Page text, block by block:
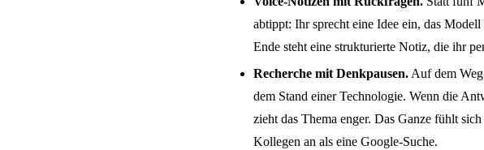
abtippt: Ihr sprecht eine Idee ein, das
Ende steht eine strukturierte Notiz, die ihr
Recherche mit Denkpausen. Auf dem
dem Stand einer Technologie. Wenn die
zieht das Thema enger. Das Ganze fühlt
Kollegen an als eine Google-Suche.